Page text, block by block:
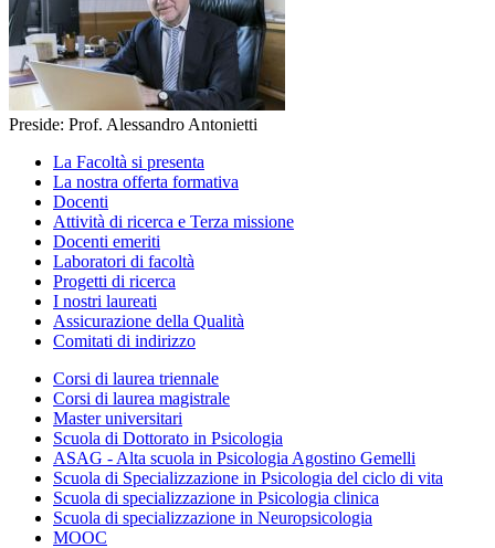
Preside: Prof. Alessandro Antonietti
La Facoltà si presenta
La nostra offerta formativa
Docenti
Attività di ricerca e Terza missione
Docenti emeriti
Laboratori di facoltà
Progetti di ricerca
I nostri laureati
Assicurazione della Qualità
Comitati di indirizzo
Corsi di laurea triennale
Corsi di laurea magistrale
Master universitari
Scuola di Dottorato in Psicologia
ASAG - Alta scuola in Psicologia Agostino Gemelli
Scuola di Specializzazione in Psicologia del ciclo di vita
Scuola di specializzazione in Psicologia clinica
Scuola di specializzazione in Neuropsicologia
MOOC